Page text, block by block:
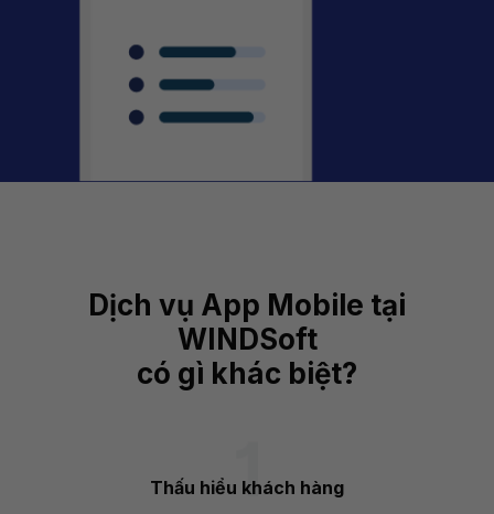
Dịch vụ App Mobile tại
WINDSoft
có gì khác biệt?
Thấu hiểu khách hàng